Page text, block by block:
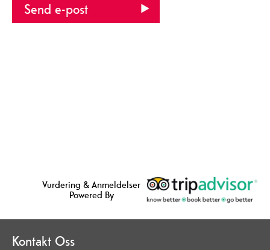
Vurdering & Anmeldelser
Powered By
Kontakt Oss